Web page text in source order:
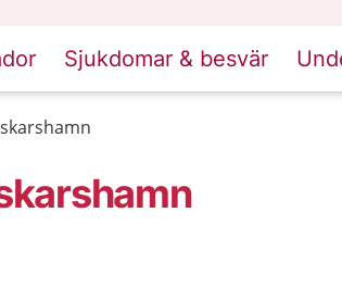
Sjukdomar & besvär